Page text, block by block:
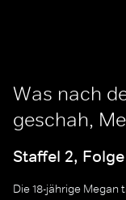
Was nach
geschah,
Staffel 2, Folge
Die 18-jährige